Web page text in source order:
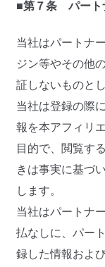
■第７条 パート
当社はパートナ
ジン等やその他
証しないものとし
当社は登録の際
報を本アフィリ
目的で、閲覧す
きは事実に基づ
します。
当社はパートナ
払なしに、パー
録した情報およ